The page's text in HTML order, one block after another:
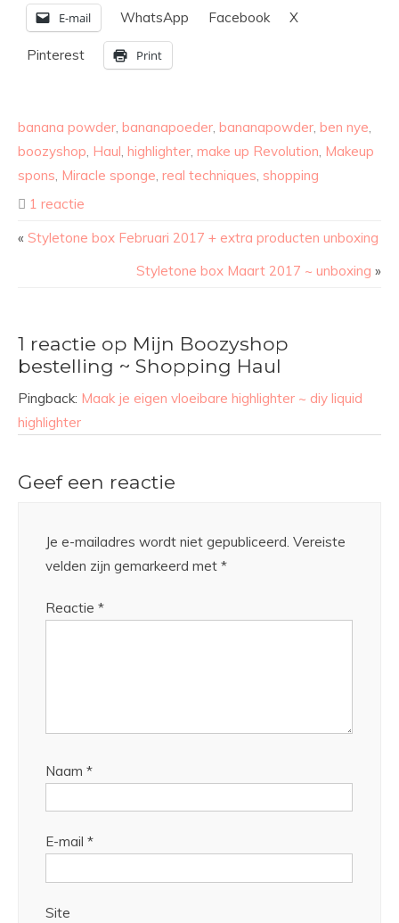
E-mail WhatsApp Facebook X
Pinterest Print
banana powder bananapoeder bananapowder ben nye
boozyshop Haul highlighter make up Revolution Makeup
spons Miracle sponge real techniques shopping
1 reactie
« Styletone box Februari 2017 + extra producten unboxing
Styletone box Maart 2017 ~ unboxing »
1 reactie op Mijn Boozyshop
bestelling ~ Shopping Haul
Pingback: Maak je eigen vloeibare highlighter ~ diy liquid
highlighter
Geef een reactie
Je e-mailadres wordt niet gepubliceerd. Vereiste
velden zijn gemarkeerd met *
Reactie *
Naam *
E-mail *
Site